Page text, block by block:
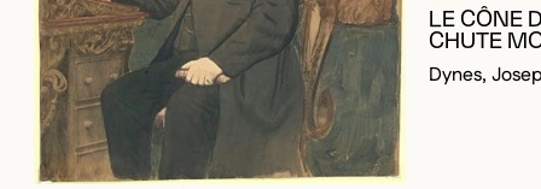
LE CÔNE
CHUTE
Dynes,